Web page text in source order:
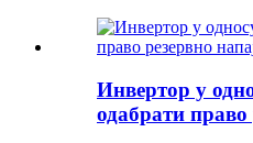
Инвертор у
одабрати право